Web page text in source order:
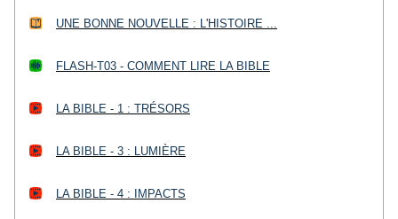
UNE BONNE NOUVELLE : L'HISTOIRE ...
FLASH-T03 - COMMENT LIRE LA BIBLE
LA BIBLE - 1 : TRÉSORS
LA BIBLE - 3 : LUMIÈRE
LA BIBLE - 4 : IMPACTS